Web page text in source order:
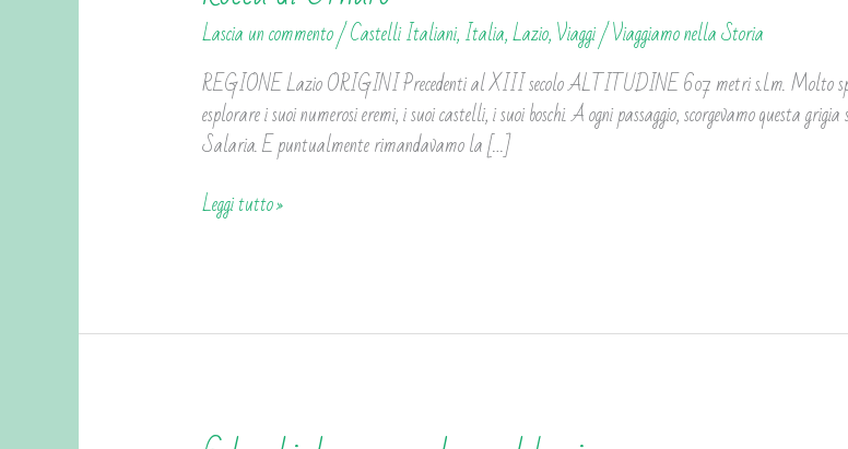
Lascia un commento/Castelli Italiani,Italia,Lazio,Viaggi/Viaggiamo nella Storia
REGIONE Lazio ORIGINI Precedenti al XIII secolo ALTITUDINE 607 metri s.l.m. Molto
esplorare i suoi numerosi eremi, i suoi castelli, i suoi boschi. A ogni passaggio, scorgevamo questa
Salaria. E puntualmente rimandavamo la […]
di
Ornaro
Leggi tutto »